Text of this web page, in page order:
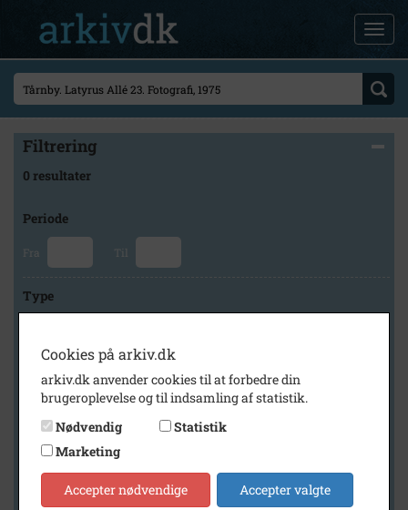
Filtrering
0 resultater
Periode
Fra Til
Type
Arkiv
Tårnby Stads- og Lokalarkiv
Cookies på arkiv.dk
arkiv.dk anvender cookies til at forbedre din
brugeroplevelse og til indsamling af statistik.
Nødvendig
Statistik
Marketing
Accepter nødvendige Accepter valgte